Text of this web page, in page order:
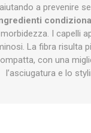
a prevenire
I capelli
La fibra risulta
con una
l’asciugatura e lo